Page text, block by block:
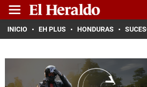
INICIO EH PLUS HONDURAS